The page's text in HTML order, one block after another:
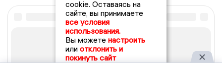
cookie. Оставаясь на
сайте, вы принимаете
все условия
использования.
Вы можете настроить
или отклонить и
покинуть сайт